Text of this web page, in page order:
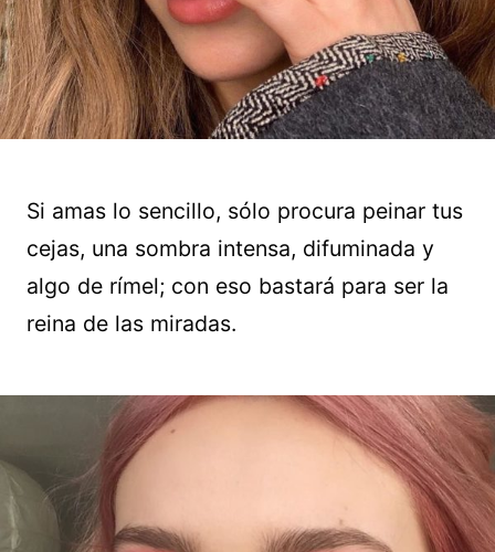
Si amas lo sencillo, sólo procura peinar tus
cejas, una sombra intensa, difuminada y
algo de rímel; con eso bastará para ser la
reina de las miradas.